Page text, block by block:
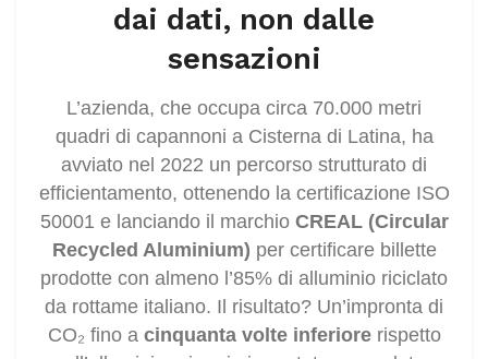
dai dati, non dalle
sensazioni
L’azienda, che occupa circa 70.000 metri
quadri di capannoni a Cisterna di Latina, ha
avviato nel 2022 un percorso strutturato di
efficientamento, ottenendo la certificazione ISO
50001 e lanciando il marchio CREAL (Circular
Recycled Aluminium) per certificare billette
prodotte con almeno l’85% di alluminio riciclato
da rottame italiano. Il risultato? Un’impronta di
CO₂ fino a cinquanta volte inferiorerispetto